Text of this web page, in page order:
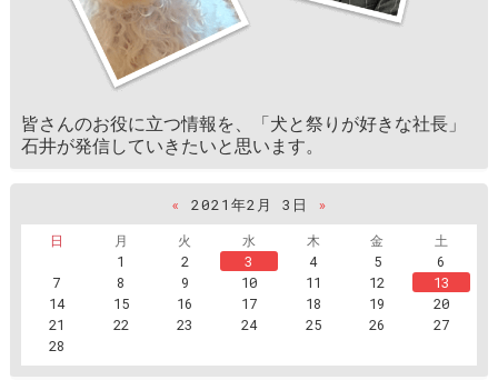
皆さんのお役に立つ情報を、「犬と祭りが好きな社長」
石井が発信していきたいと思います。
« 2021年2月 3日
»
日
月 火 水 木 金
土
1
2 3 4 5
6
7
8 9 10 11 12
13
14
15 16 17 18 19
20
21
22 23 24 25 26
27
28